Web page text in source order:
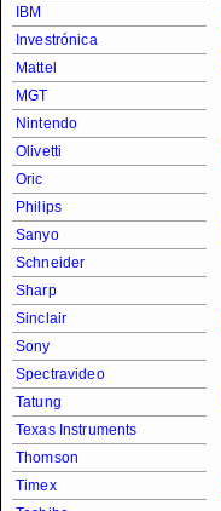
IBM
Investrónica
Mattel
MGT
Nintendo
Olivetti
Oric
Philips
Sanyo
Schneider
Sharp
Sinclair
Sony
Spectravideo
Tatung
Texas Instruments
Thomson
Timex